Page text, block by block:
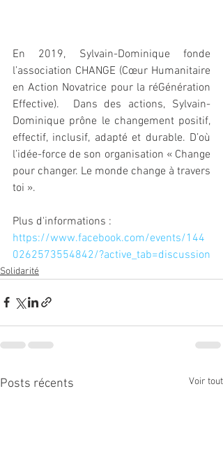
En 2019, Sylvain-Dominique fonde
l’association CHANGE (Cœur Humanitaire
en Action Novatrice pour la réGénération
Effective).  Dans des actions, Sylvain-
Dominique prône le changement positif,
effectif, inclusif, adapté et durable. D’où
l’idée-force de son organisation « Change
pour changer. Le monde change à travers
toi ».
Plus d'informations :
https://www.facebook.com/events/144
0262573554842/?active_tab=discussion
Solidarité
Posts récents Voir tout